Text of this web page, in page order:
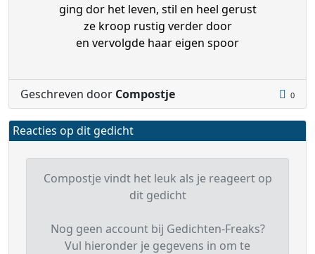
ging dor het leven, stil en heel gerust
ze kroop rustig verder door
en vervolgde haar eigen spoor
Geschreven door Compostje 0
Reacties op dit gedicht
Compostje vindt het leuk als je reageert op
dit gedicht
Nog geen account bij Gedichten-Freaks?
Vul hieronder je gegevens in om te